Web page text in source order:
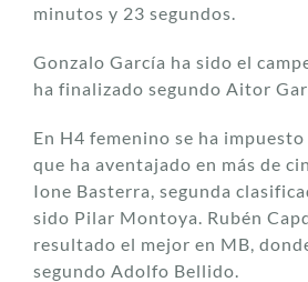
minutos y 23 segundos.
Gonzalo García ha sido el
ha finalizado segundo Aitor
En H4 femenino se ha
que ha aventajado en más de
Ione Basterra, segunda
sido Pilar Montoya. Rubén
resultado el mejor en MB,
segundo Adolfo Bellido.